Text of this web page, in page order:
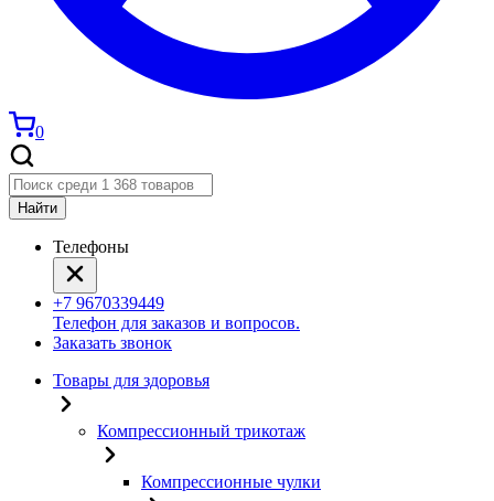
0
Найти
Телефоны
+7 9670339449
Телефон для заказов и вопросов.
Заказать звонок
Товары для здоровья
Компрессионный трикотаж
Компрессионные чулки